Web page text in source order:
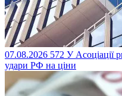
07.08.2026 572 У Асоціації
удари РФ на ціни